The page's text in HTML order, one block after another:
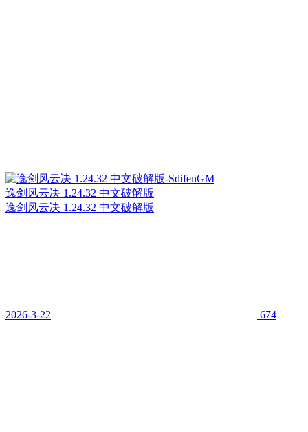
逸剑风云决 1.24.32 中文破解版
逸剑风云决 1.24.32 中文破解版
2026-3-22 674